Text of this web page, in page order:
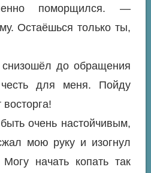
поморщился. —
Остаёшься только ты,
до обращения
для меня. Пойду
очень настойчивым,
мою руку и изогнул
начать копать так